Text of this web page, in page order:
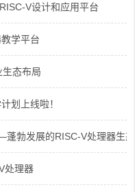
V设计和应用平台
学平台
态布局
划上线啦！
勃发展的RISC-V处理器生态
处理器